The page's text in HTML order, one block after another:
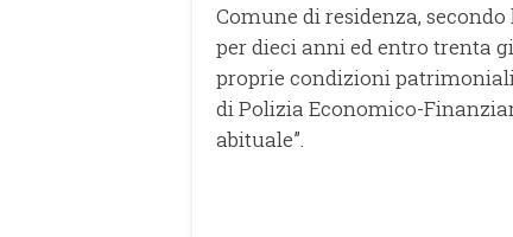
Comune di residenza,
per dieci anni ed entro trenta
proprie condizioni patrimoniali
di Polizia Economico-
abituale”.